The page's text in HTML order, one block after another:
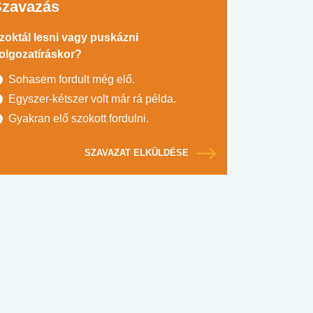
lesni vagy puskázni
Sohasem fordult még elő.
Egyszer-kétszer volt már rá példa.
Gyakran elő szokott fordulni.
SZAVAZAT ELKÜLDÉSE